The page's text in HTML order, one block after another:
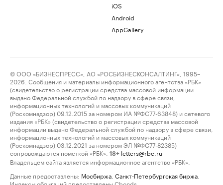
iOS
Android
AppGallery
© ООО «БИЗНЕСПРЕСС», АО «РОСБИЗНЕСКОНСАЛТИНГ», 1995–
2026. Сообщения и материалы информационного агентства «РБК»
(свидетельство о регистрации средства массовой информации
выдано Федеральной службой по надзору в сфере связи,
информационных технологий и массовых коммуникаций
(Роскомнадзор) 09.12.2015 за номером ИА №ФС77-63848) и сетевого
издания «РБК» (свидетельство о регистрации средства массовой
информации выдано Федеральной службой по надзору в сфере связи,
информационных технологий и массовых коммуникаций
(Роскомнадзор) 03.12.2021 за номером ЭЛ №ФС77-82385)
сопровождаются пометкой «РБК».
18+ letters@rbc.ru
Владельцем сайта является информационное агентство «РБК».
Данные предоставлены: Мосбиржа Санкт-Петербургская биржа